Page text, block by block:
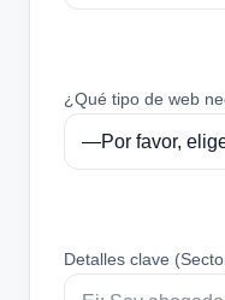
¿Qué tipo de web
Detalles clave